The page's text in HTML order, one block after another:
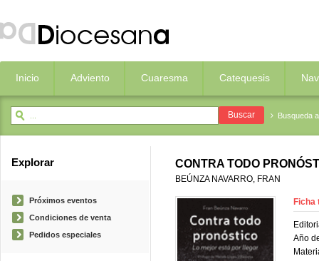
Inicio Adviento Cuaresma Catequesis
Busqueda
Explorar
Próximos eventos
Condiciones de venta
Pedidos especiales
CONTRA TODO
BEÚNZA NAVARRO, FRAN
Ficha
Año